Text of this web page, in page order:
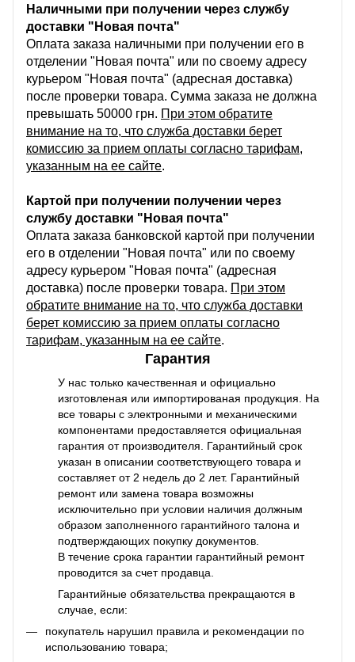
Наличными при получении через службу
доставки "Новая почта"
Оплата заказа наличными при получении его в
отделении "Новая почта" или по своему адресу
курьером "Новая почта" (адресная доставка)
после проверки товара. Сумма заказа не должна
превышать 50000 грн. При этом обратите
внимание на то, что служба доставки берет
комиссию за прием оплаты согласно тарифам,
указанным на ее сайте.
Картой при получении получении через
службу доставки "Новая почта"
Оплата заказа банковской картой при получении
его в отделении "Новая почта" или по своему
адресу курьером "Новая почта" (адресная
доставка) после проверки товара. При этом
обратите внимание на то, что служба доставки
берет комиссию за прием оплаты согласно
тарифам, указанным на ее сайте.
Гарантия
У нас только качественная и официально
изготовленая или импортированая продукция. На
все товары с электронными и механическими
компонентами предоставляется официальная
гарантия от производителя. Гарантийный срок
указан в описании соответствующего товара и
составляет от 2 недель до 2 лет. Гарантийный
ремонт или замена товара возможны
исключительно при условии наличия должным
образом заполненного гарантийного талона и
подтверждающих покупку документов.
В течение срока гарантии гарантийный ремонт
проводится за счет продавца.
Гарантийные обязательства прекращаются в
случае, если:
покупатель нарушил правила и рекомендации по
использованию товара;